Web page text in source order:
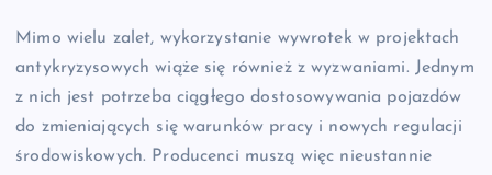
Mimo wielu zalet, wykorzystanie wywrotek w projektach
antykryzysowych wiąże się również z wyzwaniami. Jednym
z nich jest potrzeba ciągłego dostosowywania pojazdów
do zmieniających się warunków pracy i nowych regulacji
środowiskowych. Producenci muszą więc nieustannie